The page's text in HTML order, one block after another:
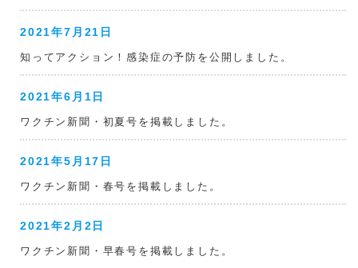
2021年7月21日
知ってアクション！感染症の予防を公開しました。
2021年6月1日
ワクチン新聞・初夏号を掲載しました。
2021年5月17日
ワクチン新聞・春号を掲載しました。
2021年2月2日
ワクチン新聞・早春号を掲載しました。